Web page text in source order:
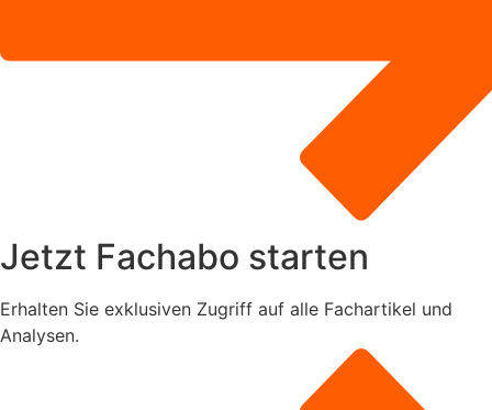
Jetzt Fachabo starten
Erhalten Sie exklusiven Zugriff auf alle Fachartikel und
Analysen.